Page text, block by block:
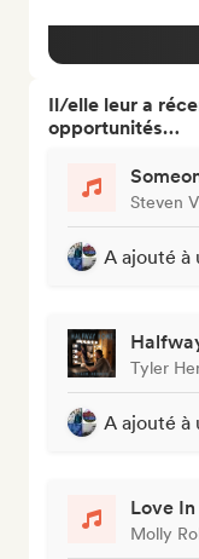
Il/elle leur a
opportunités…
Steven
A ajouté à
Tyler
A ajouté à
Love
Molly